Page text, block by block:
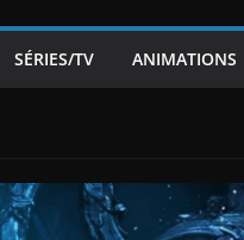
SÉRIES/TV ANIMATIONS